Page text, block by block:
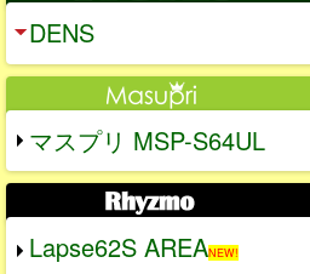
DENS
マスプリ MSP-S64UL
Lapse62S AREANEW!